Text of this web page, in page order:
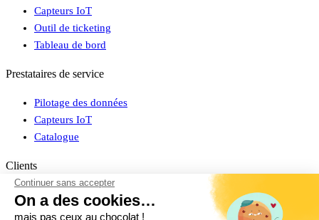
Capteurs IoT
Outil de ticketing
Tableau de bord
Prestataires de service
Pilotage des données
Capteurs IoT
Catalogue
Clients
Connexion espace client
Continuer sans accepter
On a des cookies…
mais pas ceux au chocolat !